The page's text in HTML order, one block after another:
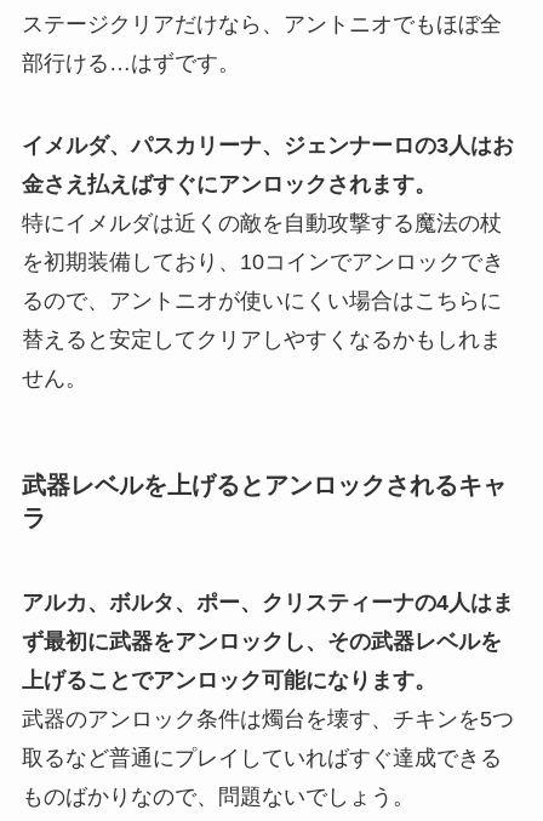
ステージクリアだけなら、アントニオでもほぼ全
部行ける…はずです。
イメルダ、パスカリーナ、ジェンナーロの3人はお
金さえ払えばすぐにアンロックされます。
特にイメルダは近くの敵を自動攻撃する魔法の杖
を初期装備しており、10コインでアンロックでき
るので、アントニオが使いにくい場合はこちらに
替えると安定してクリアしやすくなるかもしれま
せん。
武器レベルを上げるとアンロックされるキャ
ラ
アルカ、ボルタ、ポー、クリスティーナの4人はま
ず最初に武器をアンロックし、その武器レベルを
上げることでアンロック可能になります。
武器のアンロック条件は燭台を壊す、チキンを5つ
取るなど普通にプレイしていればすぐ達成できる
ものばかりなので、問題ないでしょう。